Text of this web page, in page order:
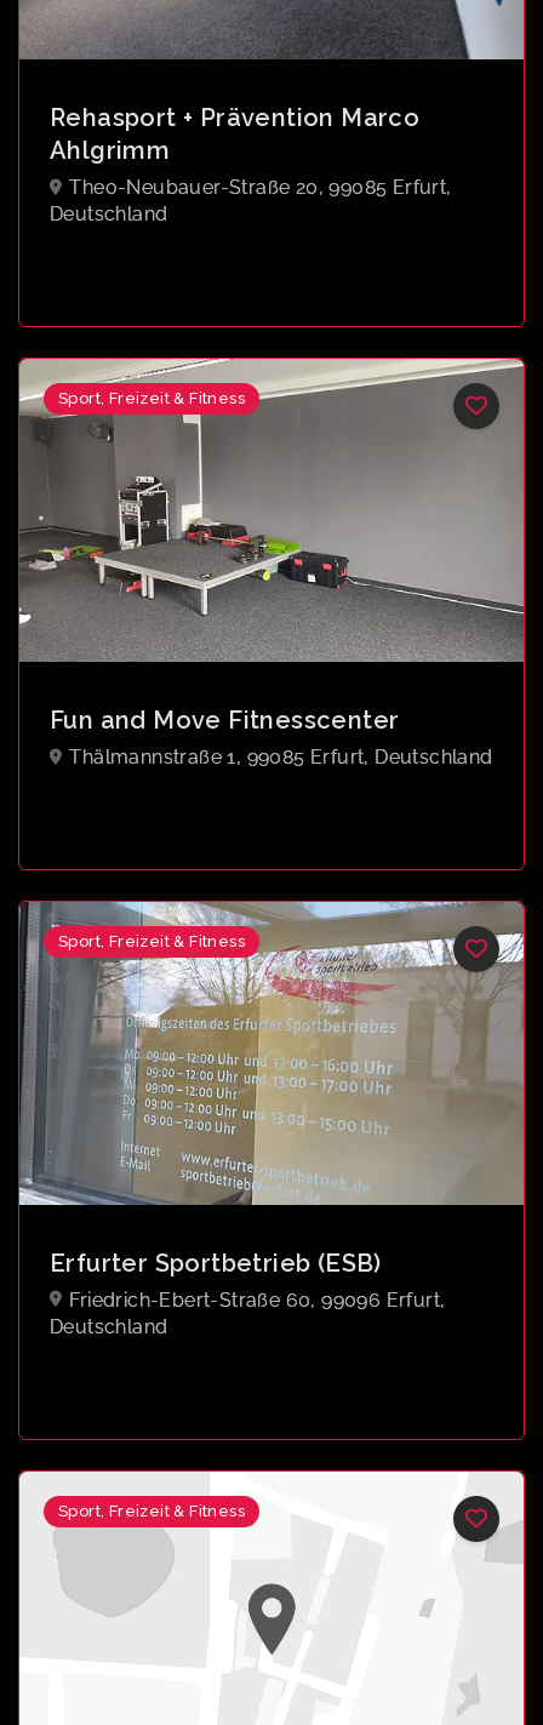
Rehasport + Prävention Marco
Ahlgrimm
Theo-Neubauer-Straße 20, 99085 Erfurt,
Deutschland
Sport, Freizeit & Fitness
Fun and Move Fitnesscenter
Thälmannstraße 1, 99085 Erfurt, Deutschland
Sport, Freizeit & Fitness
Erfurter Sportbetrieb (ESB)
Friedrich-Ebert-Straße 60, 99096 Erfurt,
Deutschland
Sport, Freizeit & Fitness